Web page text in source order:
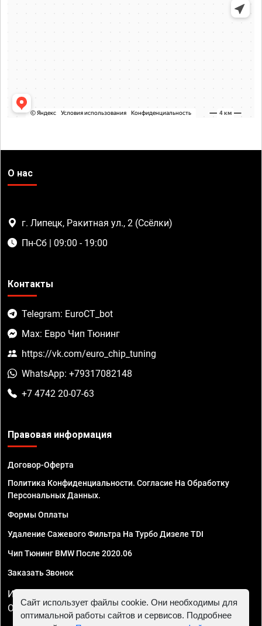
О нас
г. Липецк, Ракитная ул., 2 (Ссёлки)
Пн-Сб | 09:00 - 19:00
Контакты
Telegram: EuroCT_bot
Max: Евро Чип Тюнинг
https://vk.com/euro_chip_tuning
WhatsApp: +79317082148
+7 4742 20-07-63
Правовая информация
Договор-Оферта
Политика Конфиденциальности. Согласие На Обработку
Персональных Данных.
Формы Оплаты
Удаление Сажевого Фильтра На Турбо Дизеле TDI
Чип Тюнинг BMW После 2020.06
Заказать Звонок
ИП Смирнов Георгий Павлович. ИНН 781302555843,
ОГРНИП 324470400032610
Сайт использует файлы cookie. Они необходимы для
оптимальной работы сайтов и сервисов. Подробнее